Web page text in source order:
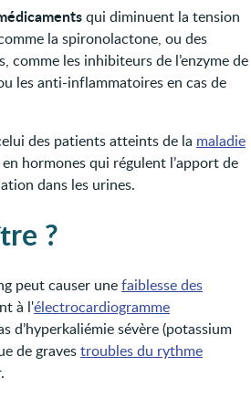
qui diminuent la tension
la spironolactone, ou des
comme les inhibiteurs de l’enzyme de
les anti-inflammatoires en cas de
des patients atteints de la maladie
hormones qui régulent l’apport de
dans les urines.
?
peut causer unefaiblesse des
à l'électrocardiogramme
d’hyperkaliémie sévère (potassium
de gravestroubles du rythme